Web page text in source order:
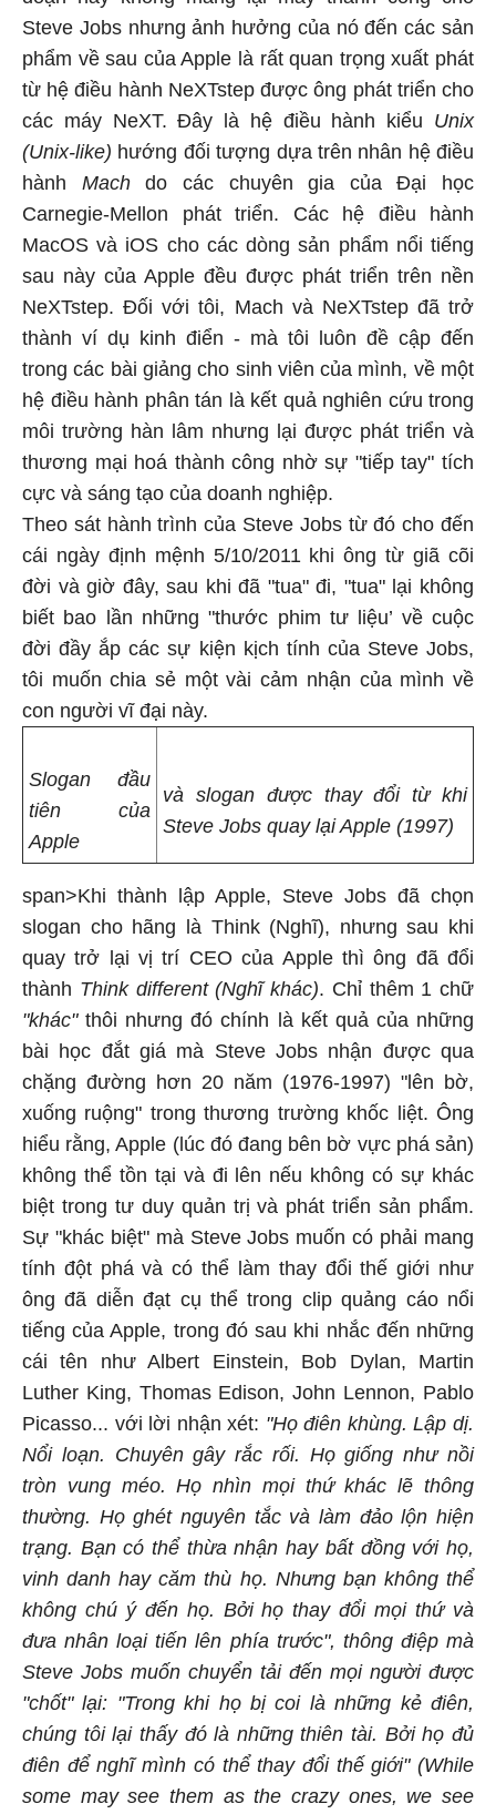
Steve Jobs nhưng ảnh hưởng của nó đến các sản
phẩm về sau của Apple là rất quan trọng xuất phát
từ hệ điều hành NeXTstep được ông phát triển cho
các máy NeXT. Đây là hệ điều hành kiểu Unix
(Unix-like) hướng đối tượng dựa trên nhân hệ điều
hành Machdo các chuyên gia của Đại học
Carnegie-Mellon phát triển. Các hệ điều hành
MacOS và iOS cho các dòng sản phẩm nổi tiếng
sau này của Apple đều được phát triển trên nền
NeXTstep. Đối với tôi, Mach và NeXTstep đã trở
thành ví dụ kinh điển - mà tôi luôn đề cập đến
trong các bài giảng cho sinh viên của mình, về một
hệ điều hành phân tán là kết quả nghiên cứu trong
môi trường hàn lâm nhưng lại được phát triển và
thương mại hoá thành công nhờ sự "tiếp tay" tích
cực và sáng tạo của doanh nghiệp.
Theo sát hành trình của Steve Jobs từ đó cho đến
cái ngày định mệnh 5/10/2011 khi ông từ giã cõi
đời và giờ đây, sau khi đã "tua" đi, "tua" lại không
biết bao lần những "thước phim tư liệu’ về cuộc
đời đầy ắp các sự kiện kịch tính của Steve Jobs,
tôi muốn chia sẻ một vài cảm nhận của mình về
con người vĩ đại này.
Slogan đầu
tiên của
Apple
và slogan được thay đổi từ khi
Steve Jobs quay lại Apple (1997)
span>Khi thành lập Apple, Steve Jobs đã chọn
slogan cho hãng là Think (Nghĩ), nhưng sau khi
quay trở lại vị trí CEO của Apple thì ông đã đổi
thành Think different (Nghĩ khác). Chỉ thêm 1 chữ
"khác"thôi nhưng đó chính là kết quả của những
bài học đắt giá mà Steve Jobs nhận được qua
chặng đường hơn 20 năm (1976-1997) "lên bờ,
xuống ruộng" trong thương trường khốc liệt. Ông
hiểu rằng, Apple (lúc đó đang bên bờ vực phá sản)
không thể tồn tại và đi lên nếu không có sự khác
biệt trong tư duy quản trị và phát triển sản phẩm.
Sự "khác biệt" mà Steve Jobs muốn có phải mang
tính đột phá và có thể làm thay đổi thế giới như
ông đã diễn đạt cụ thể trong clip quảng cáo nổi
tiếng của Apple, trong đó sau khi nhắc đến những
cái tên như Albert Einstein, Bob Dylan, Martin
Luther King, Thomas Edison, John Lennon, Pablo
Picasso... với lời nhận xét: "Họ điên khùng. Lập dị.
Nổi loạn. Chuyên gây rắc rối. Họ giống như nồi
tròn vung méo. Họ nhìn mọi thứ khác lẽ thông
thường. Họ ghét nguyên tắc và làm đảo lộn hiện
trạng. Bạn có thể thừa nhận hay bất đồng với họ,
vinh danh hay căm thù họ. Nhưng bạn không thể
không chú ý đến họ. Bởi họ thay đổi mọi thứ và
đưa nhân loại tiến lên phía trước", thông điệp mà
Steve Jobs muốn chuyển tải đến mọi người được
"chốt" lại: "Trong khi họ bị coi là những kẻ điên,
chúng tôi lại thấy đó là những thiên tài. Bởi họ đủ
điên để nghĩ mình có thể thay đổi thế giới" (While
some may see them as the crazy ones, we see